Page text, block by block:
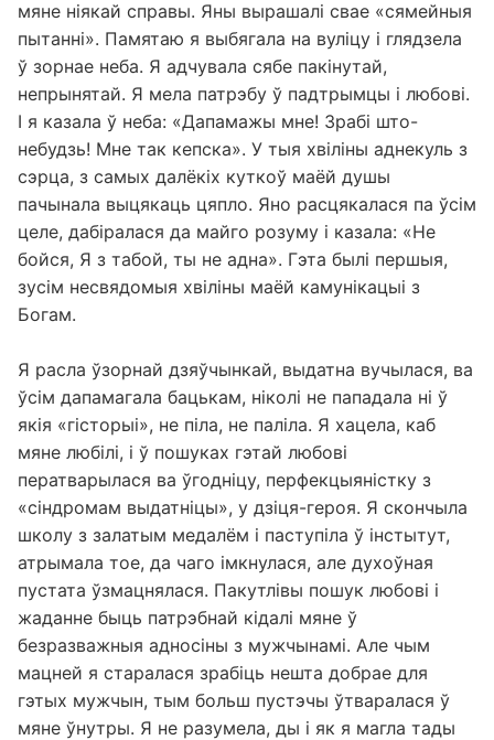
мяне ніякай справы. Яны вырашалі свае «сямейныя
пытанні». Памятаю я выбягала на вуліцу і глядзела
ў зорнае неба. Я адчувала сябе пакінутай,
непрынятай. Я мела патрэбу ў падтрымцы і любові.
І я казала ў неба: «Дапамажы мне! Зрабі што-
небудзь! Мне так кепска». У тыя хвіліны аднекуль з
сэрца, з самых далёкіх куткоў маёй душы
пачынала выцякаць цяпло. Яно расцякалася па ўсім
целе, дабіралася да майго розуму і казала: «Не
бойся, Я з табой, ты не адна». Гэта былі першыя,
зусім несвядомыя хвіліны маёй камунікацыі з
Богам.
Я расла ўзорнай дзяўчынкай, выдатна вучылася, ва
ўсім дапамагала бацькам, ніколі не пападала ні ў
якія «гісторыі», не піла, не паліла. Я хацела, каб
мяне любілі, і ў пошуках гэтай любові
ператварылася ва ўгодніцу, перфекцыяністку з
«сіндромам выдатніцы», у дзіця-героя. Я скончыла
школу з залатым медалём і паступіла ў інстытут,
атрымала тое, да чаго імкнулася, але духоўная
пустата ўзмацнялася. Пакутлівы пошук любові і
жаданне быць патрэбнай кідалі мяне ў
безразважныя адносіны з мужчынамі. Але чым
мацней я старалася зрабіць нешта добрае для
гэтых мужчын, тым больш пустэчы ўтваралася ў
мяне ўнутры. Я не разумела, ды і як я магла тады